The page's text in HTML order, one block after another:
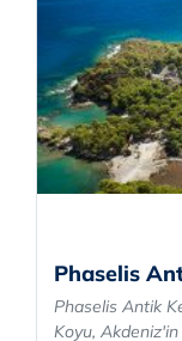
Phaselis
Phaselis Antik
Koyu,